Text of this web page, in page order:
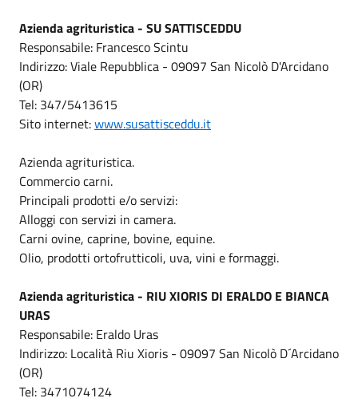
Azienda agrituristica - SU SATTISCEDDU
Responsabile: Francesco Scintu
Indirizzo: Viale Repubblica - 09097 San Nicolò D'Arcidano
(OR)
Tel: 347/5413615
Sito internet:www.susattisceddu.it
Azienda agrituristica.
Commercio carni.
Principali prodotti e/o servizi:
Alloggi con servizi in camera.
Carni ovine, caprine, bovine, equine.
Olio, prodotti ortofrutticoli, uva, vini e formaggi.
Azienda agrituristica - RIU XIORIS DI ERALDO E BIANCA
URAS
Responsabile: Eraldo Uras
Indirizzo: Località Riu Xioris - 09097 San Nicolò D´Arcidano
(OR)
Tel: 3471074124